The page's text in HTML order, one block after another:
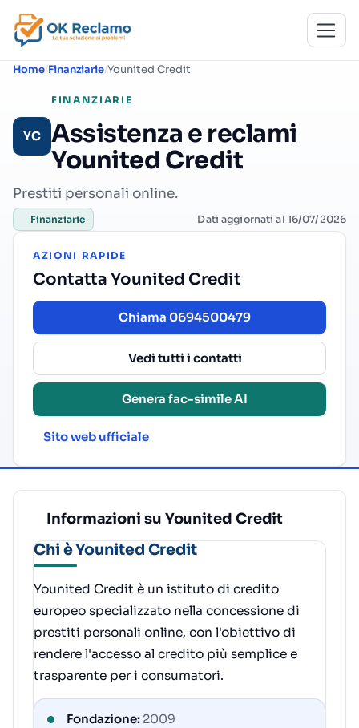
Home Finanziarie Younited Credit
YC
FINANZIARIE
Assistenza e reclami
Younited Credit
Prestiti personali online.
Finanziarie Dati aggiornati al 16/07/2026
AZIONI RAPIDE
Contatta Younited Credit
Chiama 0694500479
Vedi tutti i contatti
Genera fac-simile AI
Sito web ufficiale
Informazioni su Younited Credit
Chi è Younited Credit
Younited Credit è un istituto di credito
europeo specializzato nella concessione di
prestiti personali online, con l'obiettivo di
rendere l'accesso al credito più semplice e
trasparente per i consumatori.
Fondazione: 2009